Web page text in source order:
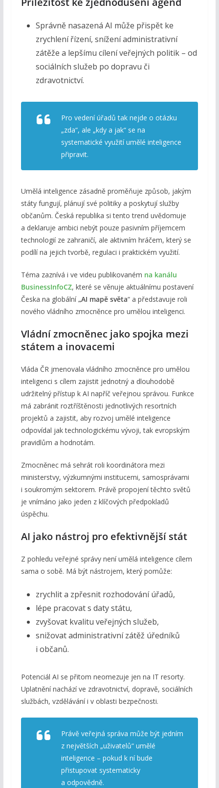
Správně nasazená AI může přispět ke
zrychlení řízení, snížení administrativní
zátěže a lepšímu cílení veřejných politik – od
sociálních služeb po dopravu či
zdravotnictví.
Pro vedení úřadů tak nejde o otázku
„zda“, ale „kdy a jak“ se na
systematické využití umělé inteligence
připravit.
Umělá inteligence zásadně proměňuje způsob, jakým
státy fungují, plánují své politiky a poskytují služby
občanům. Česká republika si tento trend uvědomuje
a deklaruje ambici nebýt pouze pasivním příjemcem
technologií ze zahraničí, ale aktivním hráčem, který se
podílí na jejich tvorbě, regulaci i praktickém využití.
Téma zaznívá i ve videu publikovaném na kanálu
BusinessInfoCZ, které se věnuje aktuálnímu postavení
Česka na globální„AI mapě světa“ a představuje roli
nového vládního zmocněnce pro umělou inteligenci.
Vládní zmocněnec jako spojka mezi
státem a inovacemi
Vláda ČR jmenovala vládního zmocněnce pro umělou
inteligenci s cílem zajistit jednotný a dlouhodobě
udržitelný přístup k AI napříč veřejnou správou. Funkce
má zabránit roztříštěnosti jednotlivých resortních
projektů a zajistit, aby rozvoj umělé inteligence
odpovídal jak technologickému vývoji, tak evropským
pravidlům a hodnotám.
Zmocněnec má sehrát roli koordinátora mezi
ministerstvy, výzkumnými institucemi, samosprávami
i soukromým sektorem. Právě propojení těchto světů
je vnímáno jako jeden z klíčových předpokladů
úspěchu.
AI jako nástroj pro efektivnější stát
Z pohledu veřejné správy není umělá inteligence cílem
sama o sobě. Má být nástrojem, který pomůže:
zrychlit a zpřesnit rozhodování úřadů,
lépe pracovat s daty státu,
zvyšovat kvalitu veřejných služeb,
snižovat administrativní zátěž úředníků
i občanů.
Potenciál AI se přitom neomezuje jen na IT resorty.
Uplatnění nachází ve zdravotnictví, dopravě, sociálních
službách, vzdělávání i v oblasti bezpečnosti.
Právě veřejná správa může být jedním
z největších „uživatelů“ umělé
inteligence – pokud k ní bude
přistupovat systematicky
a odpovědně.